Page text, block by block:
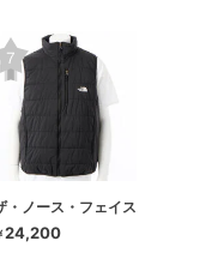
・ノース・フェイス
24,200